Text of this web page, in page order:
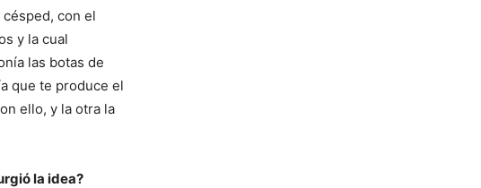
con el
y la cual
las botas de
que te produce el
ello, y la otra la
la idea?